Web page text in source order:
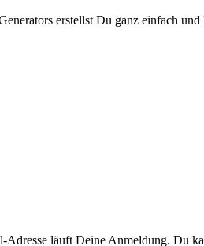
erstellst Du ganz einfach
läuft Deine Anmeldung. Du